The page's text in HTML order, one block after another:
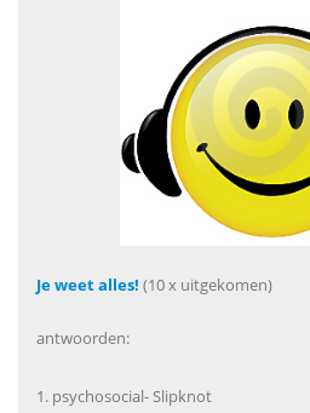
Je weet alles! (10 x uitgekomen)
antwoorden:
1. psychosocial- Slipknot